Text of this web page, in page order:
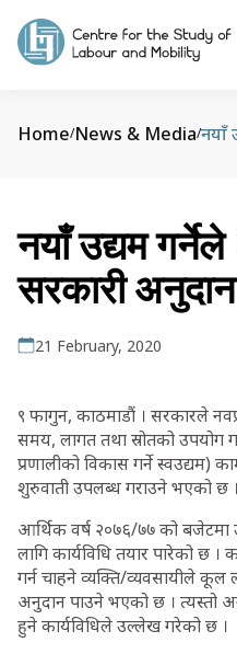
Home/News & Media/
नयाँ उद्यम
सरकारी
21 February, 2020
९ फागुन, काठमाडौं । सरकारले
समय, लागत तथा स्रोतको उपयोग
प्रणालीको विकास गर्ने स्वउद्यम)
शुरुवाती उपलब्ध गराउने भएको छ ।
आर्थिक वर्ष २०७६/७७ को बजेटमा
लागि कार्यविधि तयार पारेको छ ।
गर्न चाहने व्यक्ति/व्यवसायीले कूल
अनुदान पाउने भएको छ । त्यस्तो
हुने कार्यविधिले उल्लेख गरेको छ ।